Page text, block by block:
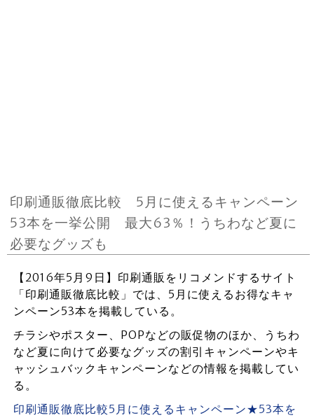
印刷通販徹底比較 5月に使えるキャンペーン
53本を一挙公開 最大63％！うちわなど夏に
必要なグッズも
【2016年5月9日】印刷通販をリコメンドするサイト
「印刷通販徹底比較」では、5月に使えるお得なキャ
ンペーン53本を掲載している。
チラシやポスター、POPなどの販促物のほか、うちわ
など夏に向けて必要なグッズの割引キャンペーンやキ
ャッシュバックキャンペーンなどの情報を掲載してい
る。
印刷通販徹底比較5月に使えるキャンペーン★53本を